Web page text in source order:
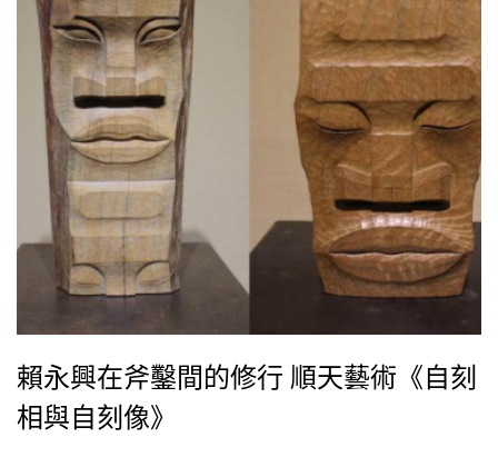
賴永興在斧鑿間的修行 順天藝術《自刻
相與自刻像》